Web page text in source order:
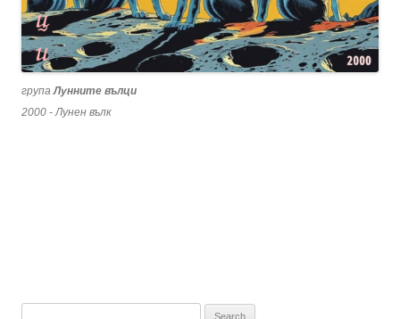
групаЛунните вълци
2000 - Лунен вълк